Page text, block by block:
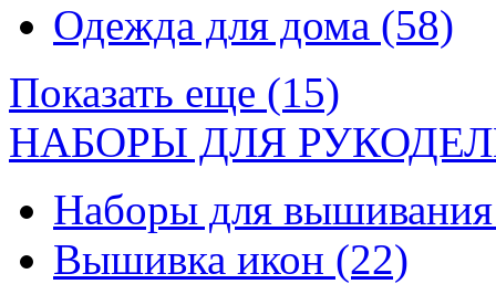
Одежда для дома (58)
Показать еще (15)
НАБОРЫ ДЛЯ
Наборы для
Вышивка икон (22)